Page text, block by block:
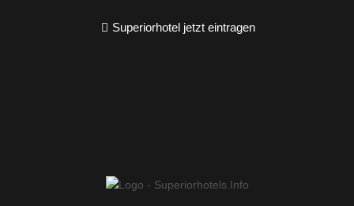
Superiorhotel jetzt eintragen